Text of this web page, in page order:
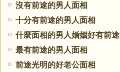
沒有前途的男人面相
十分有前途的男人面相
什麼面相的男人婚姻好有前途
最有前途的男人面相
前途光明的好老公面相